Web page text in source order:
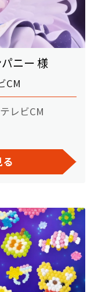
ニー 様
CM
テレビCM
る